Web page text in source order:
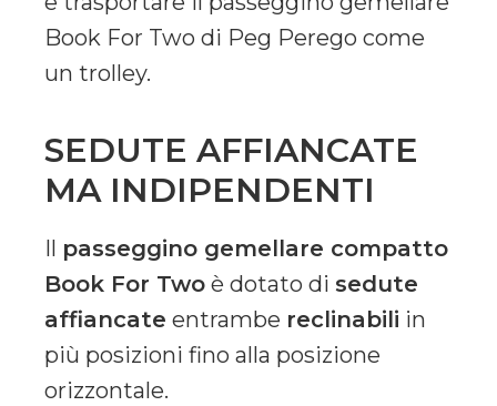
Book For Two di Peg Perego come
un trolley.
SEDUTE AFFIANCATE
MA INDIPENDENTI
Il passeggino gemellare compatto
Book For Two è dotato di sedute
affiancate entrambe reclinabili in
più posizioni fino alla posizione
orizzontale.